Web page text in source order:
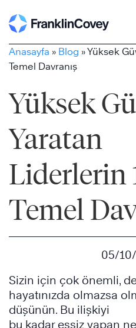
to
content
Anasayfa » Blog »Yüksek
Temel Davranış
Yüksek
Yaratan
Liderlerin
Temel
05/
Sizin için çok önemli,
hayatınızda olmazsa
düşünün. Bu ilişkiyi
bu kadar eşsiz yapan